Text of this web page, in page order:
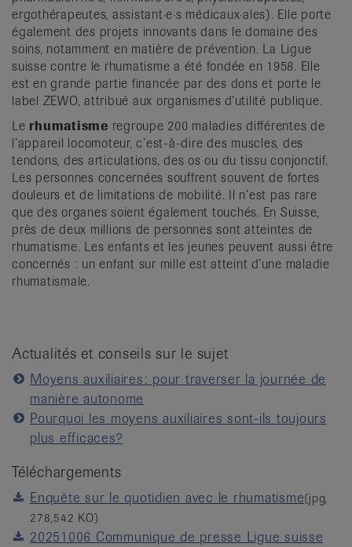
ergothérapeutes, assistant·e·s médicaux·ales). Elle porte
également des projets innovants dans le domaine des
soins, notamment en matière de prévention. La Ligue
suisse contre le rhumatisme a été fondée en 1958. Elle
est en grande partie financée par des dons et porte le
label ZEWO, attribué aux organismes d’utilité publique.
Le rhumatisme regroupe 200 maladies différentes de
l’appareil locomoteur, c’est-à-dire des muscles, des
tendons, des articulations, des os ou du tissu conjonctif.
Les personnes concernées souffrent souvent de fortes
douleurs et de limitations de mobilité. Il n’est pas rare
que des organes soient également touchés. En Suisse,
près de deux millions de personnes sont atteintes de
rhumatisme. Les enfants et les jeunes peuvent aussi être
concernés : un enfant sur mille est atteint d’une maladie
rhumatismale.
Actualités et conseils sur le sujet
Moyens auxiliaires: pour traverser la journée de
manière autonome
Pourquoi les moyens auxiliaires sont-ils toujours
plus efficaces?
Téléchargements
Enquête sur le quotidien avec le rhumatisme(jpg,
278,542 KO)
20251006 Communique de presse Ligue suisse